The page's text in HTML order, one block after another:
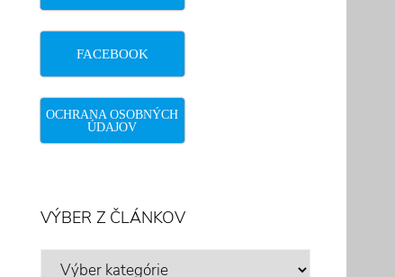
FACEBOOK
OCHRANA OSOBNÝCH
ÚDAJOV
VÝBER Z ČLÁNKOV
VÝBER